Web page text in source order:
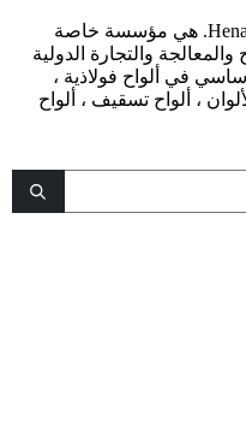
شركة Henan Gengfei Industrial Co. ، Ltd. هي مؤسسة خاصة
والتجارة الدولية
في ألواح فولاذية ،
، ألواح تسقيف ، ألواح